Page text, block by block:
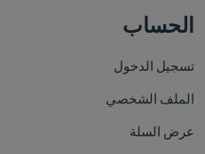
الحساب
تسجيل الدخول
الملف الشخصي
عرض السلة